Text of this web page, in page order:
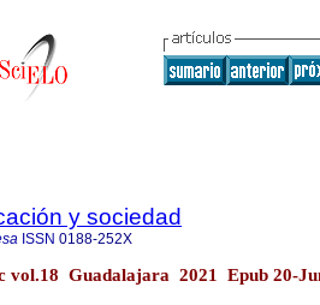
y sociedad
ISSN 0188-252X
vol.18 Guadalajara 2021 Epub 20-